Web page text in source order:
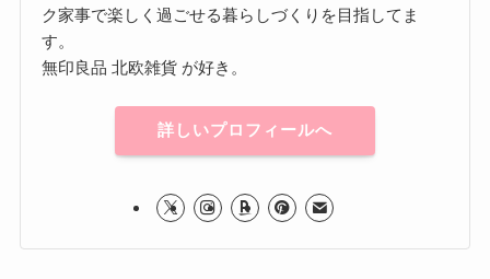
ク家事で楽しく過ごせる暮らしづくりを目指してま
す。
無印良品 北欧雑貨 が好き。
詳しいプロフィールへ